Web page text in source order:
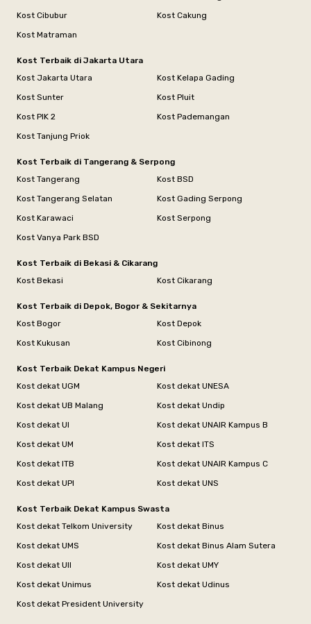
Kost Cibubur
Kost Cakung
Kost Matraman
Kost Terbaik di Jakarta Utara
Kost Jakarta Utara
Kost Kelapa Gading
Kost Sunter
Kost Pluit
Kost PIK 2
Kost Pademangan
Kost Tanjung Priok
Kost Terbaik di Tangerang & Serpong
Kost Tangerang
Kost BSD
Kost Tangerang Selatan
Kost Gading Serpong
Kost Karawaci
Kost Serpong
Kost Vanya Park BSD
Kost Terbaik di Bekasi & Cikarang
Kost Bekasi
Kost Cikarang
Kost Terbaik di Depok, Bogor & Sekitarnya
Kost Bogor
Kost Depok
Kost Kukusan
Kost Cibinong
Kost Terbaik Dekat Kampus Negeri
Kost dekat UGM
Kost dekat UNESA
Kost dekat UB Malang
Kost dekat Undip
Kost dekat UI
Kost dekat UNAIR Kampus B
Kost dekat UM
Kost dekat ITS
Kost dekat ITB
Kost dekat UNAIR Kampus C
Kost dekat UPI
Kost dekat UNS
Kost Terbaik Dekat Kampus Swasta
Kost dekat Telkom University
Kost dekat Binus
Kost dekat UMS
Kost dekat Binus Alam Sutera
Kost dekat UII
Kost dekat UMY
Kost dekat Unimus
Kost dekat Udinus
Kost dekat President University